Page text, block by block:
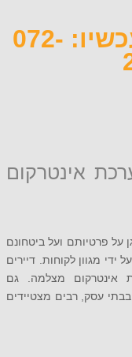
לייעוץ חינם חייגו עכשיו: 072-
ועל ביטחונם
לקוחות. דיירים
מצלמה. גם
רבים מצטיידים